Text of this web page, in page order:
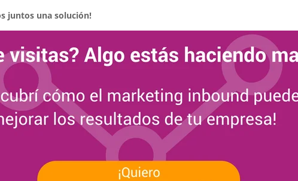
juntos una solución!